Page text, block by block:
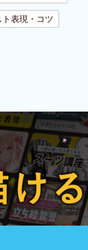
ト表現・コツ